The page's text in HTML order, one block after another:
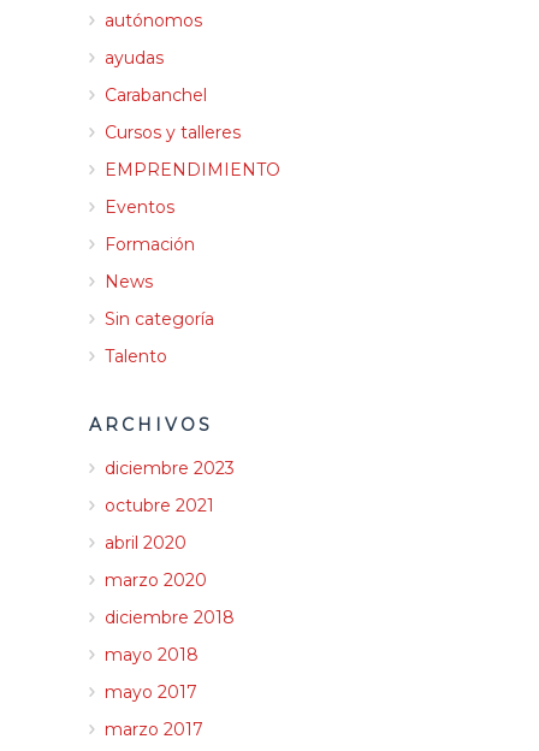
autónomos
ayudas
Carabanchel
Cursos y talleres
EMPRENDIMIENTO
Eventos
Formación
News
Sin categoría
Talento
ARCHIVOS
diciembre 2023
octubre 2021
abril 2020
marzo 2020
diciembre 2018
mayo 2018
mayo 2017
marzo 2017